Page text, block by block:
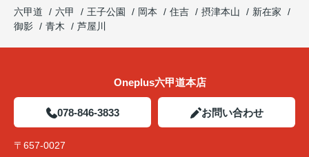
六甲道
六甲 王子公園 岡本 住吉 摂津本山
新在家
御影
青木 芦屋川
Oneplus六甲道本店
078-846-3833 お問い合わせ
〒657-0027